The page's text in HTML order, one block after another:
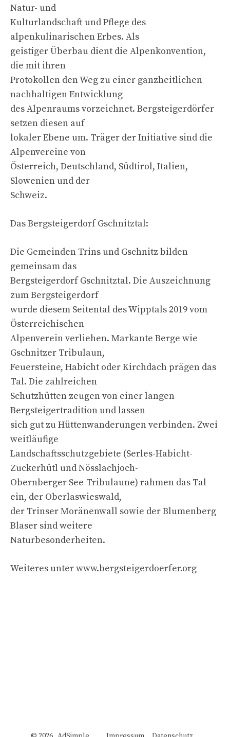
Natur- und
Kulturlandschaft und Pflege des
alpenkulinarischen Erbes. Als
geistiger Überbau dient die Alpenkonvention,
die mit ihren
Protokollen den Weg zu einer ganzheitlichen
nachhaltigen Entwicklung
des Alpenraums vorzeichnet. Bergsteigerdörfer
setzen diesen auf
lokaler Ebene um. Träger der Initiative sind die
Alpenvereine von
Österreich, Deutschland, Südtirol, Italien,
Slowenien und der
Schweiz.
Das Bergsteigerdorf Gschnitztal:
Die Gemeinden Trins und Gschnitz bilden
gemeinsam das
Bergsteigerdorf Gschnitztal. Die Auszeichnung
zum Bergsteigerdorf
wurde diesem Seitental des Wipptals 2019 vom
Österreichischen
Alpenverein verliehen. Markante Berge wie
Gschnitzer Tribulaun,
Feuersteine, Habicht oder Kirchdach prägen das
Tal. Die zahlreichen
Schutzhütten zeugen von einer langen
Bergsteigertradition und lassen
sich gut zu Hüttenwanderungen verbinden. Zwei
weitläufige
Landschaftsschutzgebiete (Serles-Habicht-
Zuckerhütl und Nösslachjoch-
Obernberger See-Tribulaune) rahmen das Tal
ein, der Oberlaswieswald,
der Trinser Moränenwall sowie der Blumenberg
Blaser sind weitere
Naturbesonderheiten.
Weiteres unter www.bergsteigerdoerfer.org